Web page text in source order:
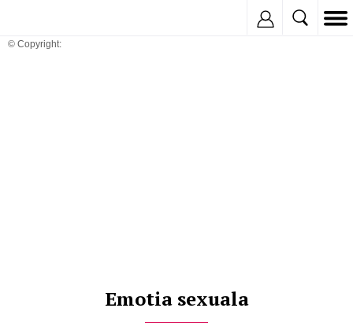
© Copyright:
Emotia sexuala